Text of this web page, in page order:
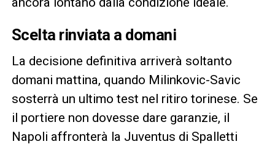
Scelta rinviata a domani
La decisione definitiva arriverà soltanto
domani mattina, quando Milinkovic-Savic
sosterrà un ultimo test nel ritiro torinese. Se
il portiere non dovesse dare garanzie, il
Napoli affronterà la Juventus di Spalletti